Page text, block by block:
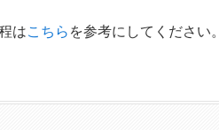
はこちら を参考にしてください。